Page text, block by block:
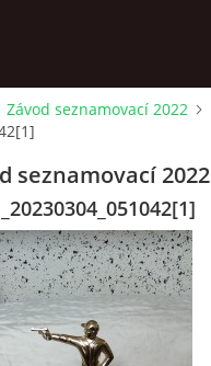
Závod seznamovací 2022
seznamovací 2022